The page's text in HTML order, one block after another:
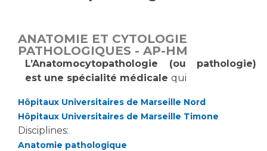
Vous allez être hospitalisé(e)
Vous avez un examen d'imagerie ou de radiologie
à réaliser
Vous avez une analyse à réaliser
Vous venez en consultation
myaphm, votre espace santé en ligne
Infos COVID-19
Emplois administratifs
Emplois médicaux
Espace Formation
Emplois techniques et médico-techniques
Emplois divers
Emplois socio-éducatifs
ANATOMIE ET CYTOLOGIE
PATHOLOGIQUES - AP-HM
L’Anatomocytopathologie (ou pathologie)
est une spécialité médicale qui
Hôpitaux Universitaires de Marseille Nord
Hôpitaux Universitaires de Marseille Timone
Disciplines:
Anatomie pathologique